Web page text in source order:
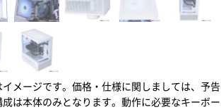
メージです。価格・仕様に関しましては、予
は本体のみとなります。動作に必要なキーボ